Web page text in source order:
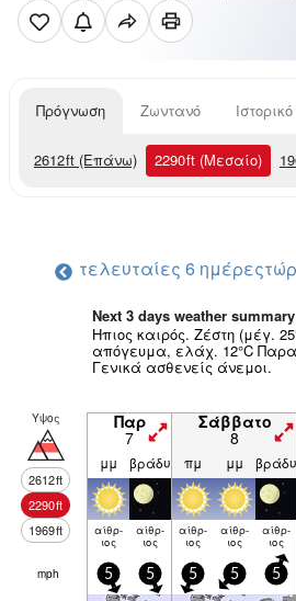
Πρόγνωση Ζωντανό
2612ft (Επάνω) 2290ft (Μεσαίο)
τελευταίες 6 ημέρες
Next 3 days weather
Ηπιος καιρός. Ζέστη (μέγ.
απόγευμα, ελάχ. 12°C
Γενικά ασθενείς άνεμοι.
Υψος
2612ft
2290ft
1969ft
Παρ
7
Σάββατο
8
μμ βράδυ πμ μμ βράδυ
αίθρ­
ιος
αίθρ­
ιος
αίθρ­
ιος
αίθρ­
ιος
αίθρ­
ιος
mph 5 5 5 5 5